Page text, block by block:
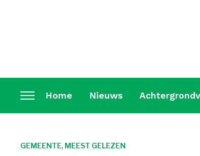
Toggle
sidebar
navigation
Home Nieuws
GEMEENTE, MEEST GELEZEN